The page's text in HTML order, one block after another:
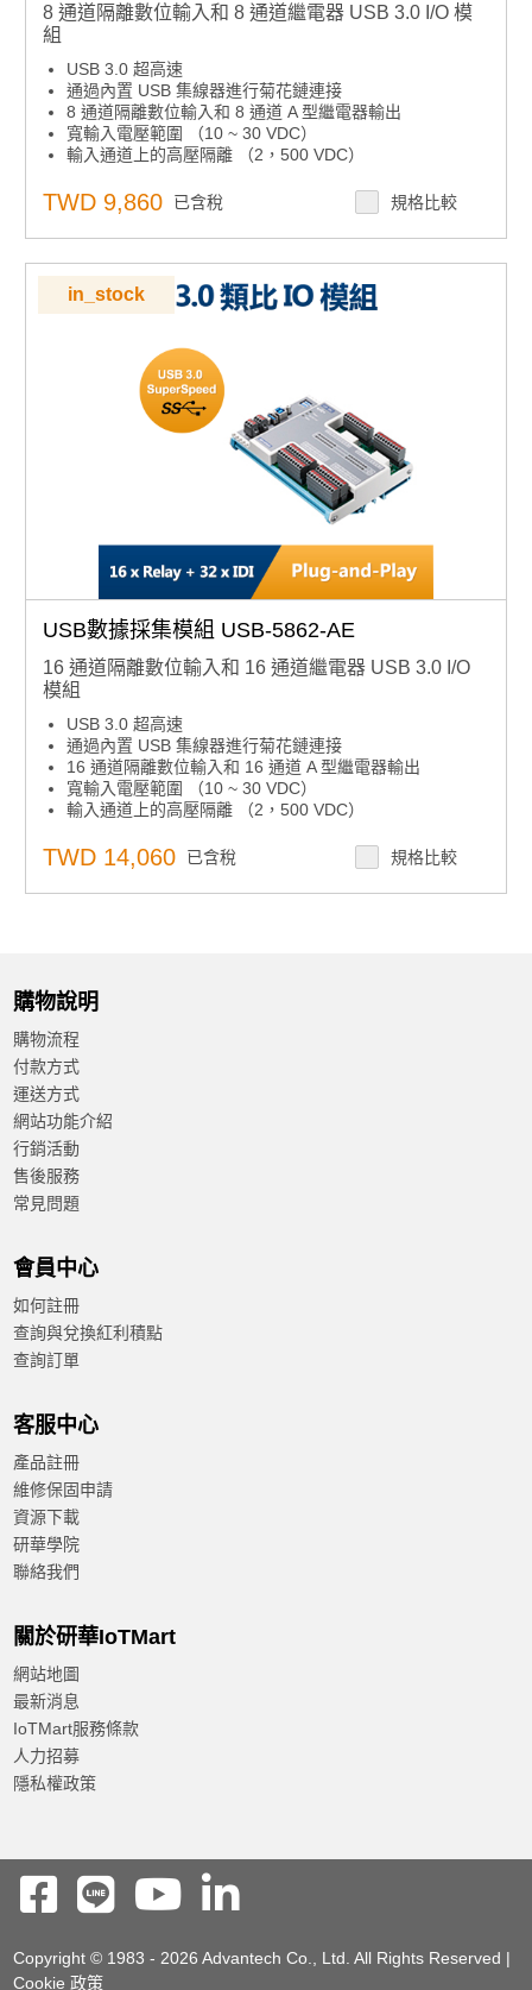
8 通道隔離數位輸入和 8 通道繼電器 USB 3.0 I/O 模
組
USB 3.0 超高速
通過內置 USB 集線器進行菊花鏈連接
8 通道隔離數位輸入和 8 通道 A 型繼電器輸出
寬輸入電壓範圍 （10 ~ 30 VDC）
輸入通道上的高壓隔離 （2，500 VDC）
用於顯示 I/O 狀態的 LED 指示燈
支援的操作系統： Windows XP/7/8/10
TWD 9,860 已含稅 規格比較
in_stock
USB數據採集模組 USB-5862-AE
16 通道隔離數位輸入和 16 通道繼電器 USB 3.0 I/O
模組
USB 3.0 超高速
通過內置 USB 集線器進行菊花鏈連接
16 通道隔離數位輸入和 16 通道 A 型繼電器輸出
寬輸入電壓範圍 （10 ~ 30 VDC）
輸入通道上的高壓隔離 （2，500 VDC）
用於顯示 I/O 狀態的 LED 指示燈
支援的操作系統： Windows XP/7/8/10
TWD 14,060 已含稅 規格比較
購物說明
購物流程
付款方式
運送方式
網站功能介紹
行銷活動
售後服務
常見問題
會員中心
如何註冊
查詢與兌換紅利積點
查詢訂單
客服中心
產品註冊
維修保固申請
資源下載
研華學院
聯絡我們
關於研華IoTMart
網站地圖
最新消息
IoTMart服務條款
人力招募
隱私權政策
Copyright © 1983 - 2026 Advantech Co., Ltd. All Rights Reserved |
Cookie 政策